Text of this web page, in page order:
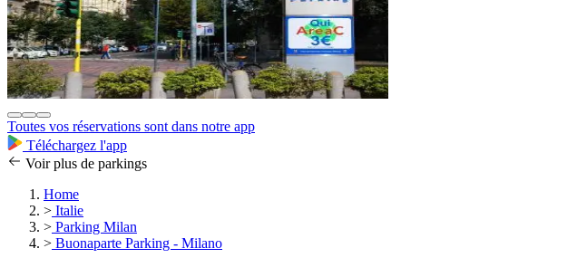
Toutes vos réservations sont dans notre app
Téléchargez l'app
Voir plus de parkings
Home
> Italie
> Parking Milan
> Buonaparte Parking - Milano